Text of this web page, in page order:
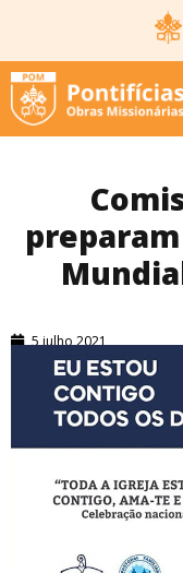
5 julho 2021